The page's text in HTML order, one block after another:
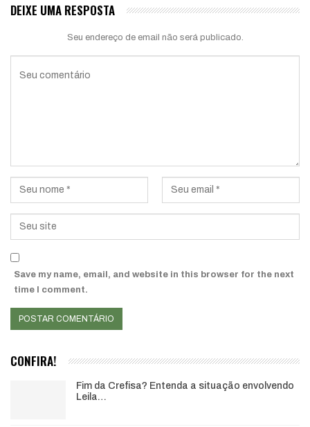
DEIXE UMA RESPOSTA
Seu endereço de email não será publicado.
Save my name, email, and website in this browser for the next
time I comment.
CONFIRA!
Fim da Crefisa? Entenda a situação envolvendo
Leila…